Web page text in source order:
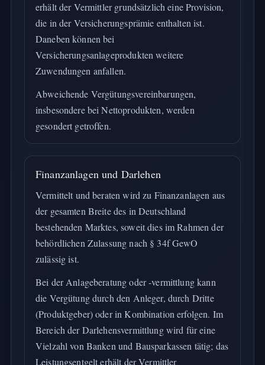
erhält der Vermittler grundsätzlich eine Provision,
die in der Versicherungsprämie enthalten ist.
Daneben können bei
Versicherungsanlageprodukten weitere
Zuwendungen anfallen.
Abweichende Vergütungsvereinbarungen,
insbesondere bei Nettoprodukten, werden
gesondert getroffen.
Finanzanlagen und Darlehen
Vermittelt und beraten wird zu Finanzanlagen aus
der gesamten Breite des in Deutschland
bestehenden Marktes, soweit dies im Rahmen der
behördlichen Zulassung nach § 34f GewO
zulässig ist.
Bei der Anlageberatung oder -vermittlung kann
die Vergütung durch den Anleger, durch Dritte
(Produktgeber) oder in Kombination erfolgen. Im
Bereich der Darlehensvermittlung wird für eine
Vielzahl von Banken und Bausparkassen tätig; das
Leistungsentgelt erhält der Vermittler